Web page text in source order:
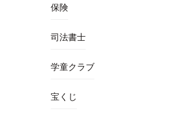
保険
司法書士
学童クラブ
宝くじ